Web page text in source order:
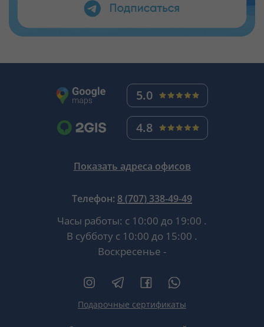
5.0
4.8
Показать адреса офисов
Телефон: 8 (707) 338-49-49
Часы работы: с 10:00 до 19:00 .
В субботу с 10:00 до 15:00 .
Воскресенье -
Подарочные сертификаты